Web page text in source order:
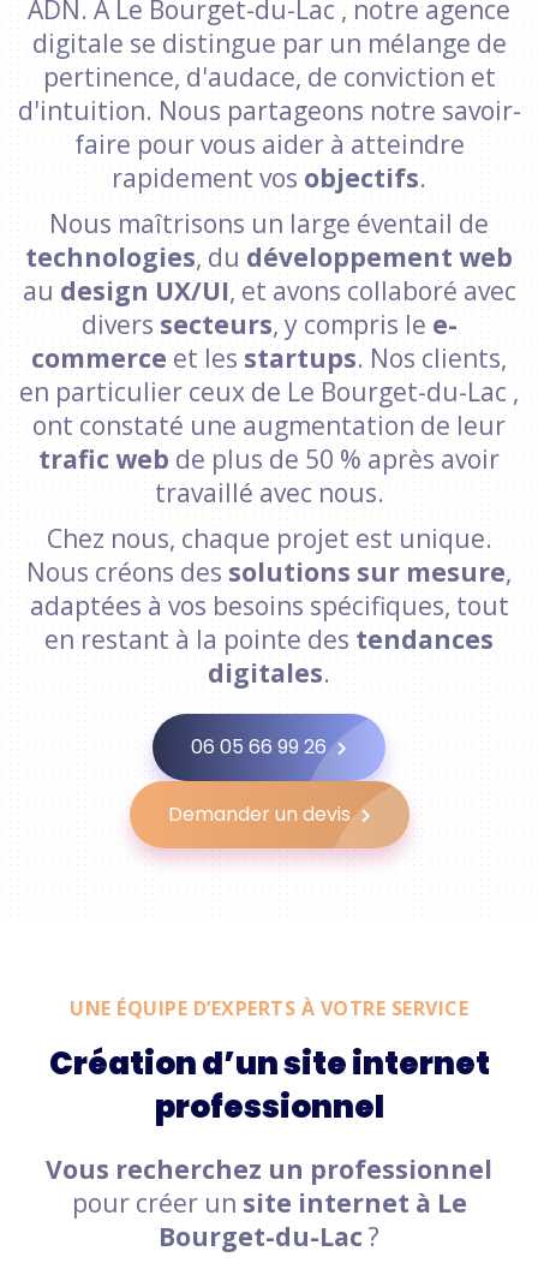
ADN. À Le Bourget-du-Lac , notre agence
digitale se distingue par un mélange de
pertinence, d'audace, de conviction et
d'intuition. Nous partageons notre savoir-
faire pour vous aider à atteindre
rapidement vos objectifs.
Nous maîtrisons un large éventail de
technologies, du développement web
au design UX/UI, et avons collaboré avec
divers secteurs, y compris le e-
commerce et les startups. Nos clients,
en particulier ceux de Le Bourget-du-Lac ,
ont constaté une augmentation de leur
trafic web de plus de 50 % après avoir
travaillé avec nous.
Chez nous, chaque projet est unique.
Nous créons des solutions sur mesure,
adaptées à vos besoins spécifiques, tout
en restant à la pointe des tendances
digitales.
06 05 66 99 26
Demander un devis
UNE ÉQUIPE D’EXPERTS À VOTRE SERVICE
Création d’un site internet
professionnel
Vous recherchez un professionnel
pour créer un site internet à Le
Bourget-du-Lac ?